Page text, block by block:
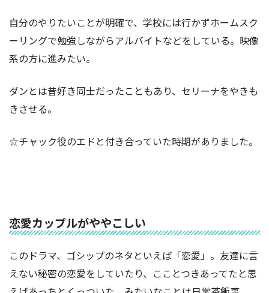
自分のやりたいことが明確で、学校には行かずホームスク
ーリングで勉強しながらアルバイトなどをしている。映像
系の方に進みたい。
ダンとは昔好き同士だったこともあり、セリーナをやきも
きさせる。
☆チャック役のエドと付き合っていた時期がありました。
恋愛カップルがややこしい
このドラマ、ゴシップのネタといえば「恋愛」。友達に言
えない秘密の恋愛をしていたり、こことつきあってたと思